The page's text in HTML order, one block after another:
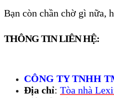
Bạn còn chần chờ gì nữa,
THÔNG TIN LIÊN HỆ:
CÔNG TY TNHH
Địa chỉ: Tòa nhà